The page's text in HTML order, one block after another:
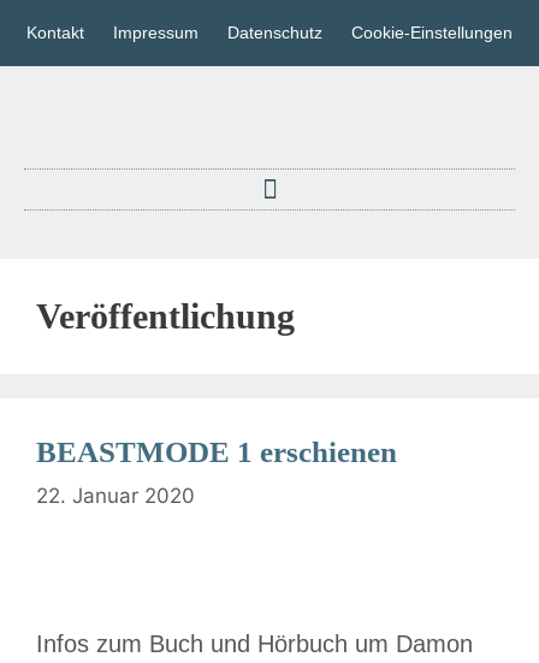
Kontakt Impressum Datenschutz Cookie-Einstellungen
Veröffentlichung
BEASTMODE 1 erschienen
22. Januar 2020
Infos zum Buch und Hörbuch um Damon